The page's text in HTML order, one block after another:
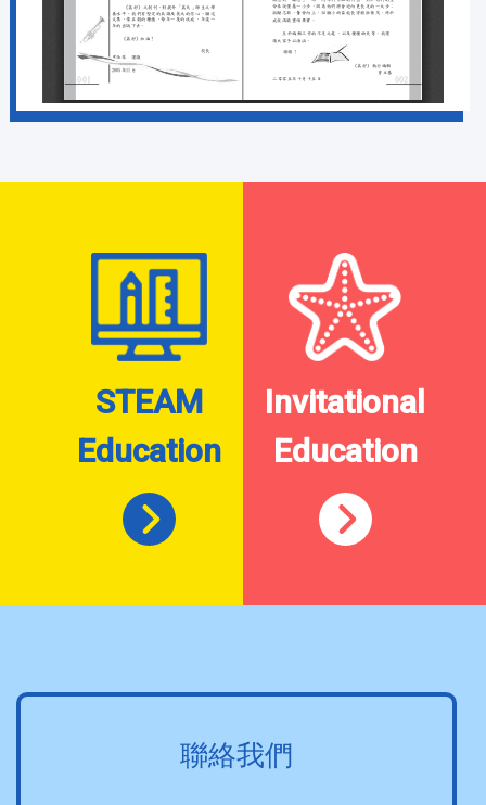
STEAM
Education
Invitational
Education
聯絡我們